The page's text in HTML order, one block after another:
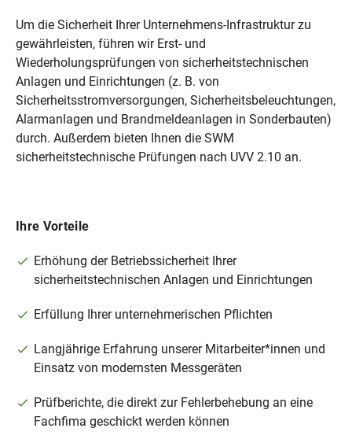
476,00
400,00
Dienstleistungen für Kurzzeit-
Anschlusses
123,47
NT
146,93
Um die Sicherheit Ihrer Unternehmens-Infrastruktur zu
gewährleisten, führen wir Erst- und
Wiederholungsprüfungen von sicherheitstechnischen
Anlagen und Einrichtungen (z. B. von
Sicherheitsstromversorgungen, Sicherheitsbeleuchtungen,
Alarmanlagen und Brandmeldeanlagen in Sonderbauten)
durch. Außerdem bieten Ihnen die SWM
sicherheitstechnische Prüfungen nach UVV 2.10 an.
Ihre Vorteile
Erhöhung der Betriebssicherheit Ihrer
sicherheitstechnischen Anlagen und Einrichtungen
Erfüllung Ihrer unternehmerischen Pflichten
Langjährige Erfahrung unserer Mitarbeiter*innen und
Einsatz von modernsten Messgeräten
Prüfberichte, die direkt zur Fehlerbehebung an eine
Fachfima geschickt werden können